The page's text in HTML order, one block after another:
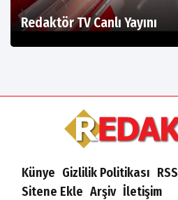
Redaktör TV Canlı Yayını
Künye Gizlilik Politikası RSS
Sitene Ekle Arşiv İletişim